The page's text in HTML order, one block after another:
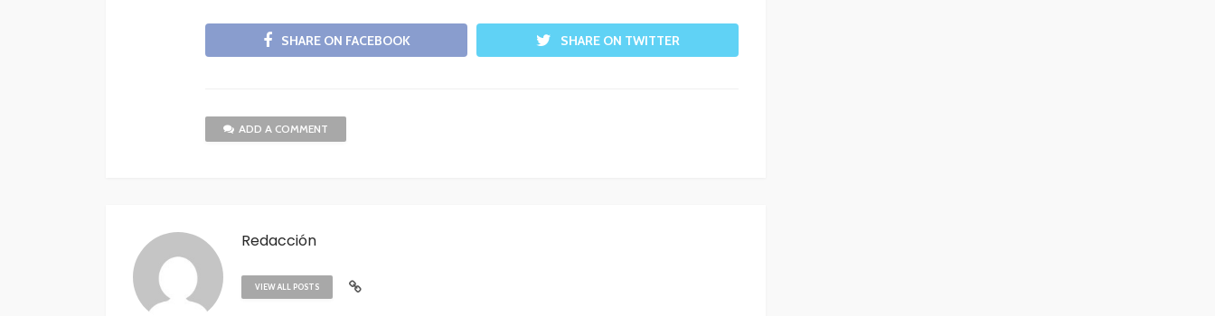
SHARE ON FACEBOOK SHARE ON TWITTER
ADD A COMMENT
Redacción
VIEW ALL POSTS